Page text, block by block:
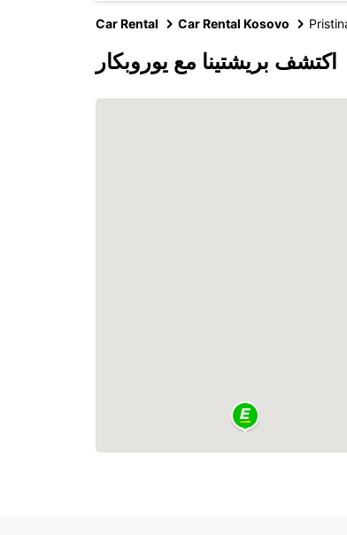
Car Rental Car Rental Kosovo
اكتشف بريشتينا مع يوروبكار